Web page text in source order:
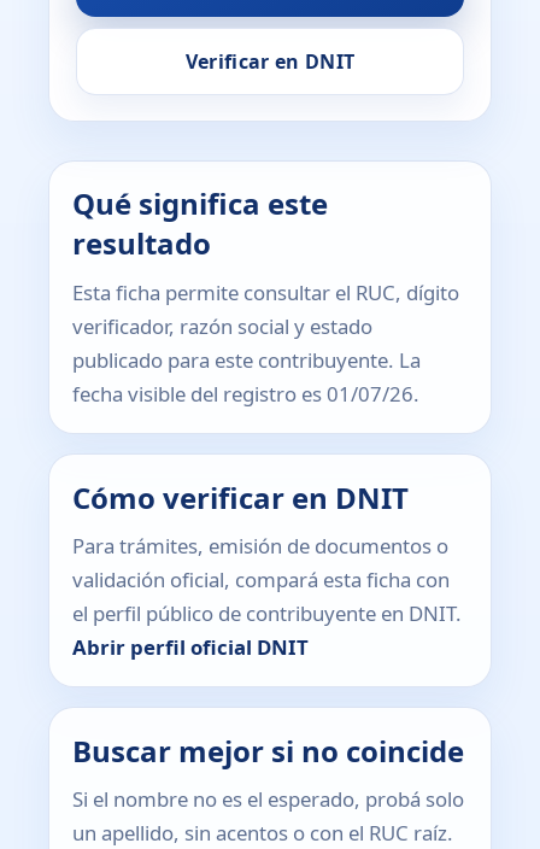
Verificar en DNIT
Qué significa este
resultado
Esta ficha permite consultar el RUC, dígito
verificador, razón social y estado
publicado para este contribuyente. La
fecha visible del registro es 01/07/26.
Cómo verificar en DNIT
Para trámites, emisión de documentos o
validación oficial, compará esta ficha con
el perfil público de contribuyente en DNIT.
Abrir perfil oficial DNIT
Buscar mejor si no coincide
Si el nombre no es el esperado, probá solo
un apellido, sin acentos o con el RUC raíz.